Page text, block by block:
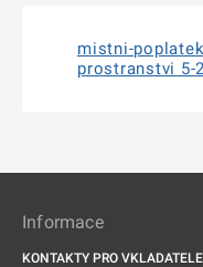
mistni-
prostranstvi 5-
Informace
KONTAKTY PRO